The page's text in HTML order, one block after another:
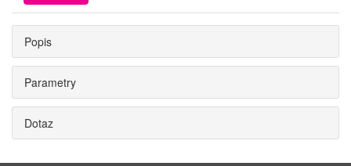
Popis
Parametry
Dotaz